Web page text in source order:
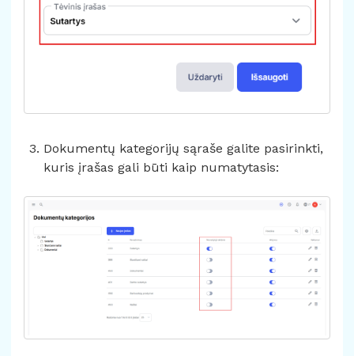
Dokumentų kategorijų sąraše galite pasirinkti,
kuris įrašas gali būti kaip numatytasis: